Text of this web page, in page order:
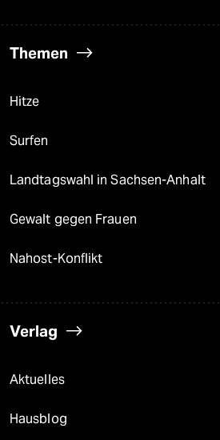
Themen
Hitze
Surfen
Landtagswahl in Sachsen-Anhalt
Gewalt gegen Frauen
Nahost-Konflikt
Verlag
Aktuelles
Hausblog